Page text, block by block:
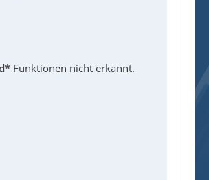
Funktionen nicht erkannt.